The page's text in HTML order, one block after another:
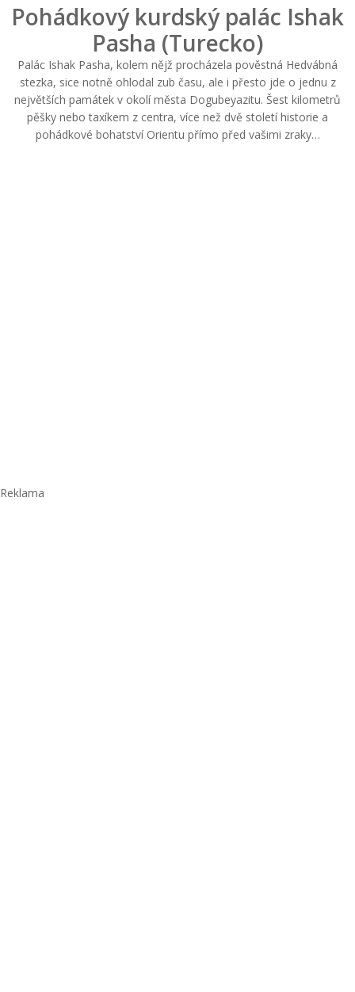
Pohádkový kurdský palác Ishak
Pasha (Turecko)
Palác Ishak Pasha, kolem nějž procházela pověstná Hedvábná
stezka, sice notně ohlodal zub času, ale i přesto jde o jednu z
největších památek v okolí města Dogubeyazitu. Šest kilometrů
pěšky nebo taxíkem z centra, více než dvě století historie a
pohádkové bohatství Orientu přímo před vašimi zraky…
Reklama